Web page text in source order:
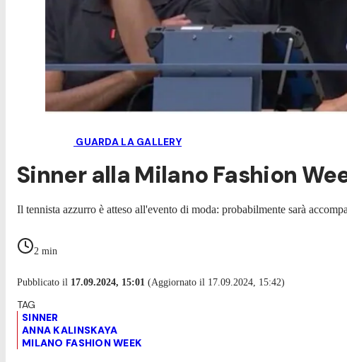
GUARDA LA GALLERY
Sinner alla Milano Fashion
Il tennista azzurro è atteso all'evento di moda: probabilmente sarà
2 min
Pubblicato il 17.09.2024, 15:01 (Aggiornato il 17.09.2024, 15:42)
SINNER
ANNA KALINSKAYA
MILANO FASHION WEEK